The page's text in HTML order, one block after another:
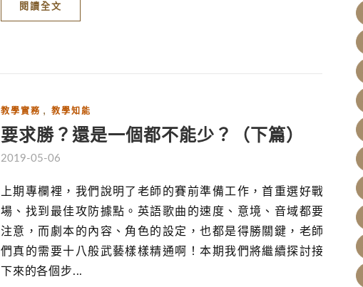
閱讀全文
教學實務 , 教學知能
要求勝？還是一個都不能少？（下篇）
2019-05-06
上期專欄裡，我們說明了老師的賽前準備工作，首重選好戰
場、找到最佳攻防據點。英語歌曲的速度、意境、音域都要
注意，而劇本的內容、角色的設定，也都是得勝關鍵，老師
們真的需要十八般武藝樣樣精通啊！本期我們將繼續探討接
下來的各個步...